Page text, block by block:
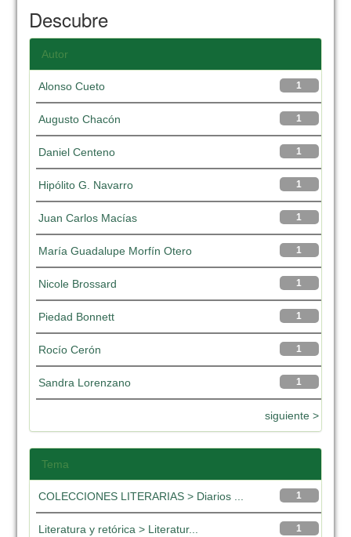
Descubre
Autor
1
Alonso Cueto
1
Augusto Chacón
1
Daniel Centeno
1
Hipólito G. Navarro
1
Juan Carlos Macías
1
María Guadalupe Morfín Otero
1
Nicole Brossard
1
Piedad Bonnett
1
Rocío Cerón
1
Sandra Lorenzano
siguiente >
Tema
1
COLECCIONES LITERARIAS > Diarios ...
1
Literatura y retórica > Literatur...